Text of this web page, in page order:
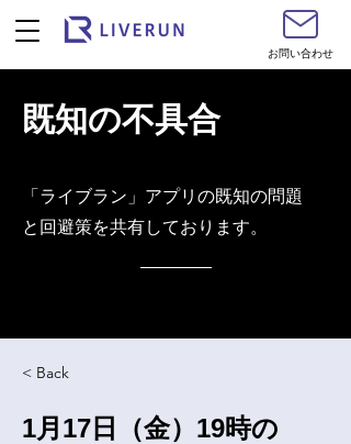
お問い合わせ
既知の不具合
​「ライブラン」アプリの既知の問題
と回避策を共有しております。
< Back
1月17日（金）19時の